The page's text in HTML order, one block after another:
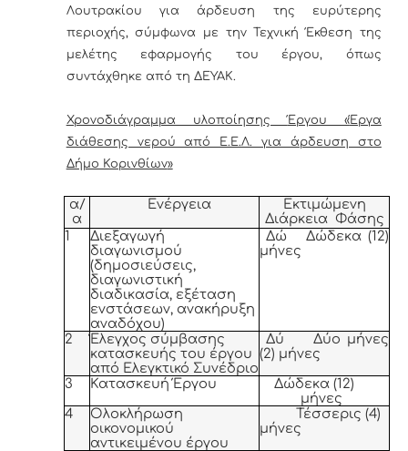
Λουτρακίου για άρδευση της ευρύτερης
περιοχής, σύμφωνα με την Τεχνική Έκθεση της
μελέτης εφαρμογής του έργου, όπως
συντάχθηκε από τη ΔΕΥΑΚ.
Χρονοδιάγραμμα υλοποίησηςΈργου «Έργα
διάθεσης νερού από Ε.Ε.Λ. για άρδευση στο
Δήμο Κορινθίων»
α/
α
Ενέργεια
Εκτιμώμενη
Διάρκεια Φάσης
1
Διεξαγωγή
διαγωνισμού
(δημοσιεύσεις,
διαγωνιστική
διαδικασία, εξέταση
ενστάσεων, ανακήρυξη
αναδόχου)
Δώ Δώδεκα (12)
μήνες
2
Έλεγχος σύμβασης
κατασκευής του έργου
από Ελεγκτικό Συνέδριο
Δύ Δύο μήνες
(2) μήνες
3 Κατασκευή Έργου
Δώδεκα (12)
μήνες
4
Ολοκλήρωση
οικονομικού
αντικειμένου έργου
Τέσσερις (4)
μήνες